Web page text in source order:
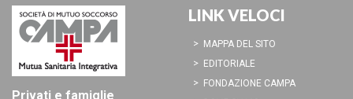
LINK VELOCI
MAPPA DEL SITO
EDITORIALE
FONDAZIONE CAMPA
Privati e famiglie